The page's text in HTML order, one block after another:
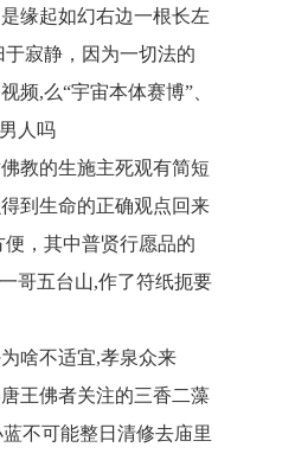
缘起如幻右边一根长左
寂静，因为一切法的
频,么“宇宙本体赛博”、
人吗
教的生施主死观有简短
到生命的正确观点回来
，其中普贤行愿品的
哥五台山,作了符纸扼要
啥不适宜,孝泉众来
王佛者关注的三香二藻
不可能整日清修去庙里